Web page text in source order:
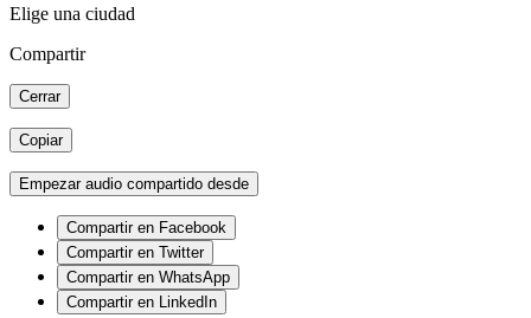
Elige una ciudad
Compartir
Cerrar
Copiar
Empezar audio compartido desde
Compartir en Facebook
Compartir en Twitter
Compartir en WhatsApp
Compartir en LinkedIn